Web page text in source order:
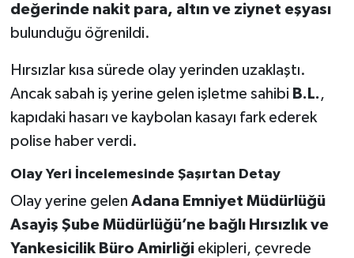
değerinde nakit para, altın ve ziynet eşyası
bulunduğu öğrenildi.
Hırsızlar kısa sürede olay yerinden uzaklaştı.
Ancak sabah iş yerine gelen işletme sahibi B.L.,
kapıdaki hasarı ve kaybolan kasayı fark ederek
polise haber verdi.
Olay Yeri İncelemesinde Şaşırtan Detay
Olay yerine gelen Adana Emniyet Müdürlüğü
Asayiş Şube Müdürlüğü’ne bağlı Hırsızlık ve
Yankesicilik Büro Amirliğiekipleri, çevrede